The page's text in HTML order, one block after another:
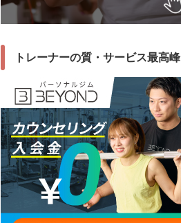
トレーナーの質・サービス最高峰